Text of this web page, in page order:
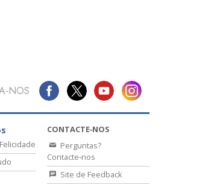
CONTACTE‑NOS
Perguntas?
Contacte‑nos
Site de Feedback